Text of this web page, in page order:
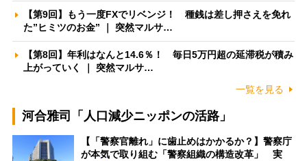
【第9回】もう一度FXでリベンジ！ 種銭は差し押さえを免れ
た”ヒミツのお金” ｜ 突然マルサ…
【第8回】年利はなんと14.6％！ 毎日5万円超の延滞税が積み
上がっていく ｜ 突然マルサ…
一覧を見る
河合雅司「人口減少ニッポンの活路」
【「警察官離れ」に歯止めはかかるか？】警察庁
が本気で取り組む「警察組織の構造改革」 実